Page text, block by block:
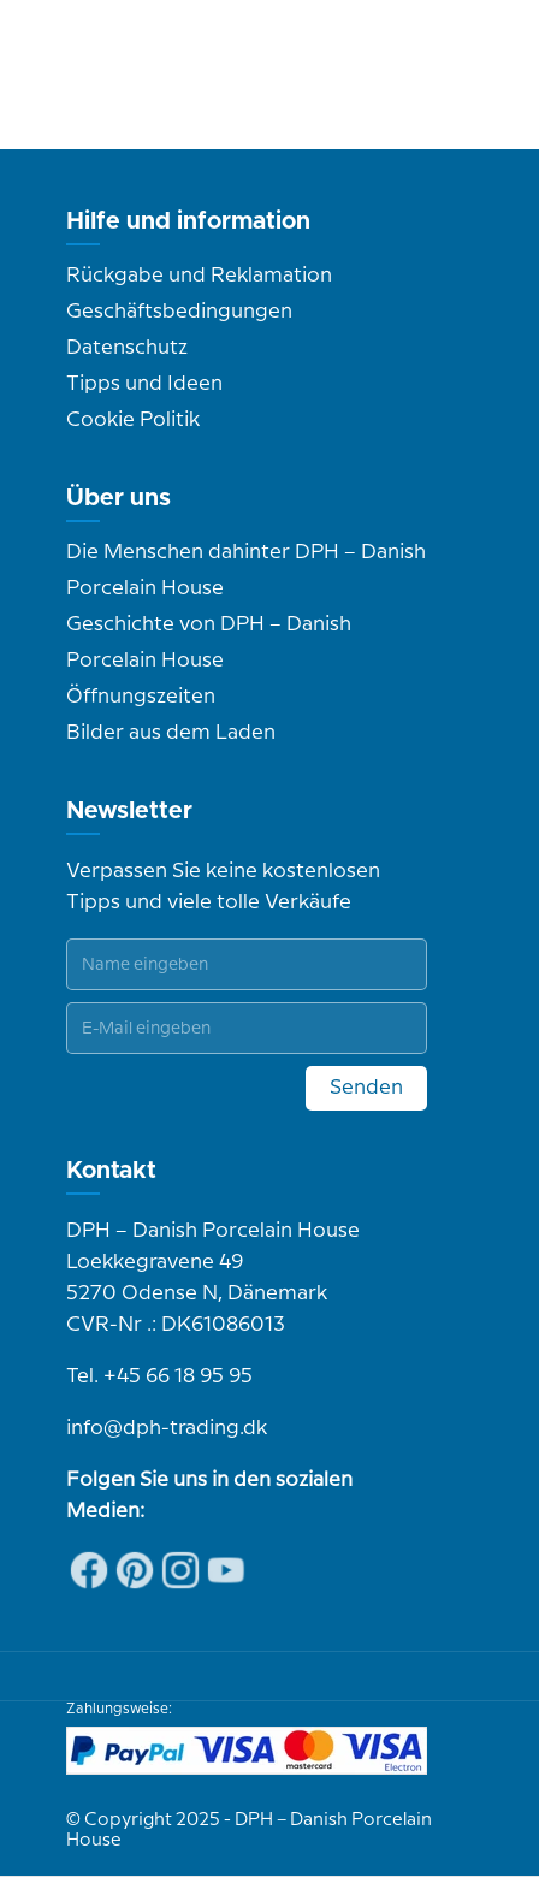
Hilfe und information
Rückgabe und Reklamation
Geschäftsbedingungen
Datenschutz
Tipps und Ideen
Cookie Politik
Über uns
Die Menschen dahinter DPH – Danish
Porcelain House
Geschichte von DPH – Danish
Porcelain House
Öffnungszeiten
Bilder aus dem Laden
Newsletter
Verpassen Sie keine kostenlosen
Tipps und viele tolle Verkäufe
Senden
Kontakt
DPH – Danish Porcelain House
Loekkegravene 49
5270 Odense N, Dänemark
CVR-Nr .: DK61086013
Tel. +45 66 18 95 95
info@dph-trading.dk
Folgen Sie uns in den sozialen
Medien:
Zahlungsweise:
© Copyright 2025 - DPH – Danish Porcelain
House